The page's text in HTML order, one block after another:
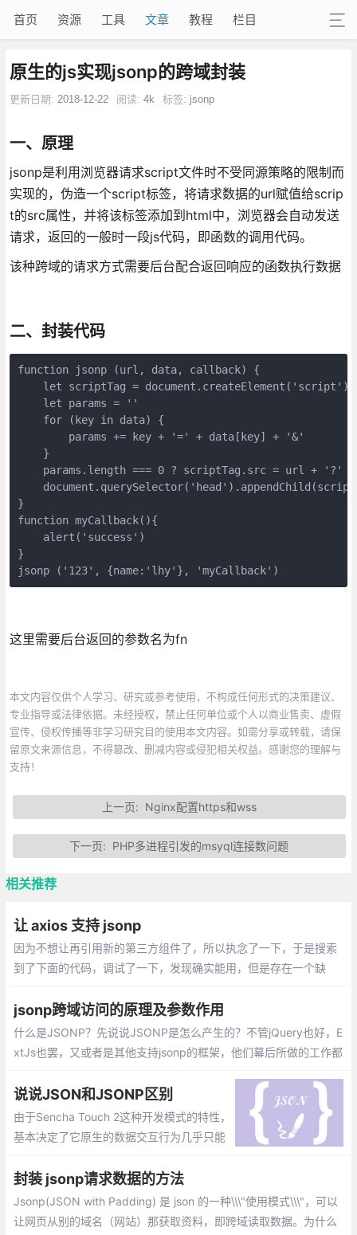
首页 资源 工具 文章 教程 栏目
原生的js实现jsonp的跨域封装
更新日期: 2018-12-22 阅读: 4k 标签: jsonp
一、原理
jsonp是利用浏览器请求script文件时不受同源策略的限制而
实现的，伪造一个script标签，将请求数据的url赋值给scrip
t的src属性，并将该标签添加到html中，浏览器会自动发送
请求，返回的一般时一段js代码，即函数的调用代码。
该种跨域的请求方式需要后台配合返回响应的函数执行数据
二、封装代码
function jsonp (url, data, callback) {
    let scriptTag = document.createElement('script')
    let params = ''
    for (key in data) {
        params += key + '=' + data[key] + '&'
    }
params.length === 0 ? scriptTag.src = url + '?'
}
function myCallback(){
    alert('success')
}
jsonp ('123', {name:'lhy'}, 'myCallback')
这里需要后台返回的参数名为fn
本文内容仅供个人学习、研究或参考使用，不构成任何形式的决策建议、
专业指导或法律依据。未经授权，禁止任何单位或个人以商业售卖、虚假
宣传、侵权传播等非学习研究目的使用本文内容。如需分享或转载，请保
留原文来源信息，不得篡改、删减内容或侵犯相关权益。感谢您的理解与
支持！
上一页: Nginx配置https和wss
下一页: PHP多进程引发的msyql连接数问题
相关推荐
让 axios 支持 jsonp
因为不想让再引用新的第三方组件了，所以执念了一下，于是搜索
到了下面的代码，调试了一下，发现确实能用，但是存在一个缺
jsonp跨域访问的原理及参数作用
什么是JSONP？先说说JSONP是怎么产生的？不管jQuery也好，E
xtJs也罢，又或者是其他支持jsonp的框架，他们幕后所做的工作都
说说JSON和JSONP区别
由于Sencha Touch 2这种开发模式的特性，
基本决定了它原生的数据交互行为几乎只能
PhoneGap插件然后打包，你可以实现100%
的Socket通讯和本地数据库功能
封装 jsonp请求数据的方法
Jsonp(JSON with Padding) 是 json 的一种\\\"使用模式\\\"，可以
让网页从别的域名（网站）那获取资料，即跨域读取数据。为什么